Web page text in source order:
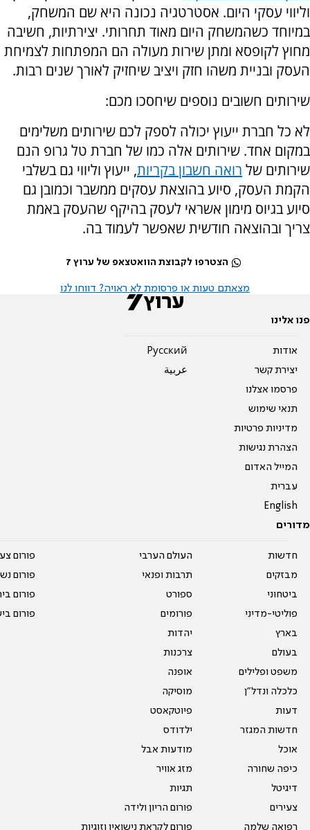
וליווי עסקי היום. אסטרטגיה נכונה היא שם המשחק,
במיוחד כשהמשחק היום מאוד תחרותי. יצירתיות, חשיבה
מחוץ לקופסא ומתן שירות מעולה הם המפתחות לצמיחת
העסק ובניית משהו חזק ויציב שיחזיק לאורך שנים רבות.
שירותים חשובים נוספים שיחסכו מכם:
לא כל חברת ייעוץ יכולה לספק לכם שירותים משלימים
במקום אחד. שירותים אלה כמו של חברת טל גרופ הנם
שירותים של רואה חשבון בקריות, ייעוץ וליווי גם בשלבי
הקמת העסק, סיוע בהוצאת עסקים ממשבר וכמובן גם
סיוע בגיוס מימון אשראי לעסק בהיקף שהעסק באמת
צריך ובהוצאה חודשית שאפשר לעמוד בה.
הצטרפו לקבוצת הוואטצאפ של ערוץ 7
מצאתם טעות או פרסומת לא ראויה? דווחו לנו
פנו אלינו
אודות
יצירת קשר
פרסמו אצלנו
תנאי שימוש
מדיניות פרטיות
הצהרת נגישות
המייל האדום
עברית
English
Pусский
عربية
מדורים
חדשות
מבזקים
ביטחוני
פוליטי-מדיני
בארץ
בעולם
משפט ופלילים
כלכלה ונדל"ן
דעות
חדשות המגזר
אוכל
כיפה שחורה
דיגיטל
צעירים
רפואה שלמה
העולם הערבי
תרבות ופנאי
ספורט
פורומים
יהדות
צרכנות
אופנה
מוסיקה
פיוטקאסט
ילדודס
מודעות אבל
מזג אוויר
תגיות
פורום הריון ולידה
פורום לקראת נישואין וזוגיות
פורום
פורום
פורום
פורום